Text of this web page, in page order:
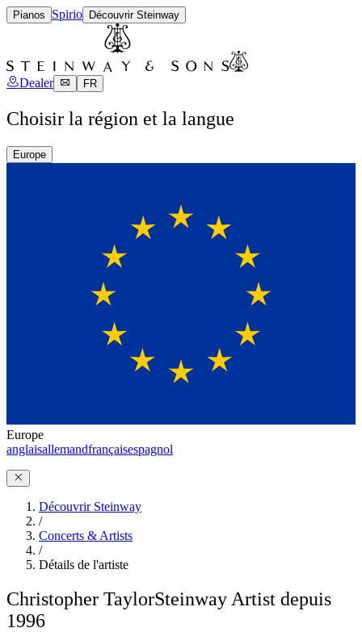
Pianos Spirio Découvrir Steinway
Dealer FR
Choisir la région et la langue
Europe
Europe
anglaisallemandfrançaisespagnol
Découvrir Steinway
/
Concerts & Artists
/
Détails de l'artiste
Christopher TaylorSteinway Artist depuis
1996